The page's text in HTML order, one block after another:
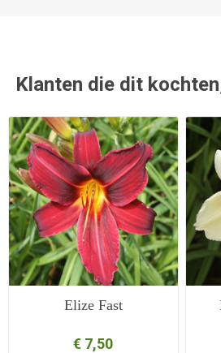
Klanten die dit
Elize Fast
€ 7,50